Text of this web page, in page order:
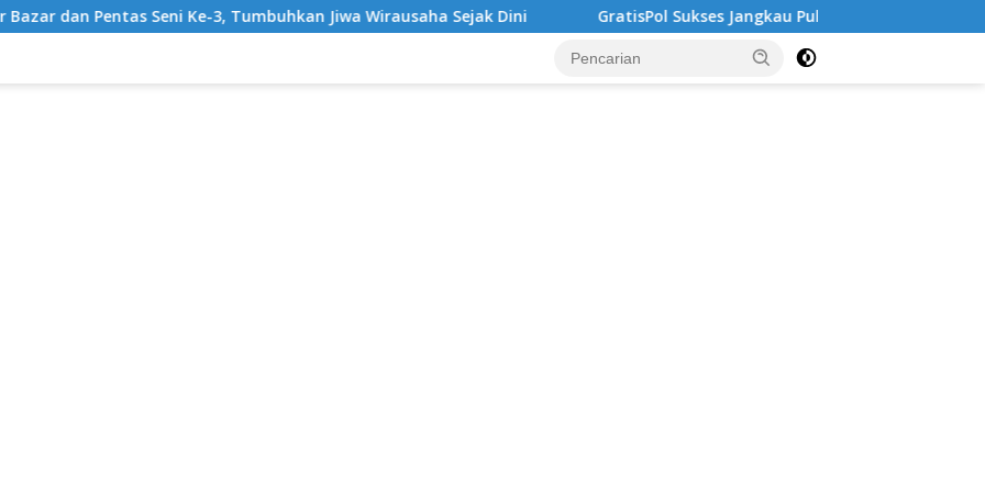
Ke-3, Tumbuhkan Jiwa Wirausaha Sejak Dini GratisPol Sukses Jangkau Puluhan Ribu Mahasiswa, Kampus Diminta